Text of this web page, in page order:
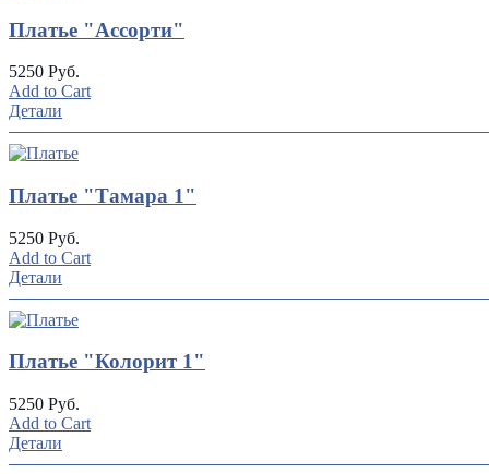
Платье "Ассорти"
5250 Руб.
Add to Cart
Детали
Платье "Тамара 1"
5250 Руб.
Add to Cart
Детали
Платье "Колорит 1"
5250 Руб.
Add to Cart
Детали